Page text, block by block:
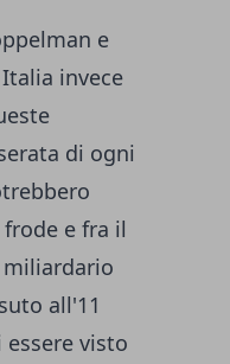
e
invece
di ogni
e fra il
miliardario
all'11
visto